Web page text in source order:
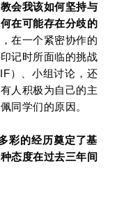
会我该如何坚持与
在可能存在分歧的
在一个紧密协作的
记时所面临的挑战
）、小组讨论，还
人积极为自己的主
同学们的原因。
彩的经历奠定了基
态度在过去三年间